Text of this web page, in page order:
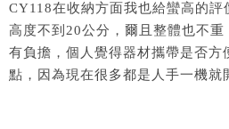
CY118在收納方面我也給蠻高的評
高度不到20公分，爾且整體也不
有負擔，個人覺得器材攜帶是否方
點，因為現在很多都是人手一機就